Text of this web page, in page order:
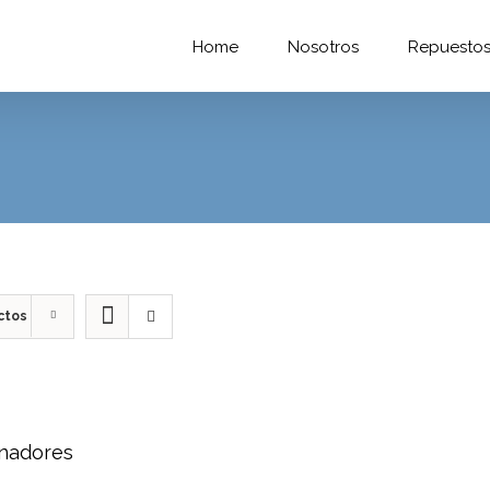
Home Nosotros Repuestos